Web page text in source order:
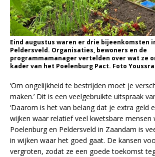
Eind augustus waren er drie bijeenkomsten
Peldersveld. Organisaties, bewoners en de
programmamanager vertelden over wat ze
kader van het Poelenburg Pact. Foto
‘Om ongelijkheid te bestrijden moet je
maken.’ Dit is een veelgebruikte uitspraak
‘Daarom is het van belang dat je extra geld
wijken waar relatief veel kwetsbare mensen
Poelenburg en Peldersveld in Zaandam is
in wijken waar het goed gaat. De kansen
vergroten, zodat ze een goede toekomst